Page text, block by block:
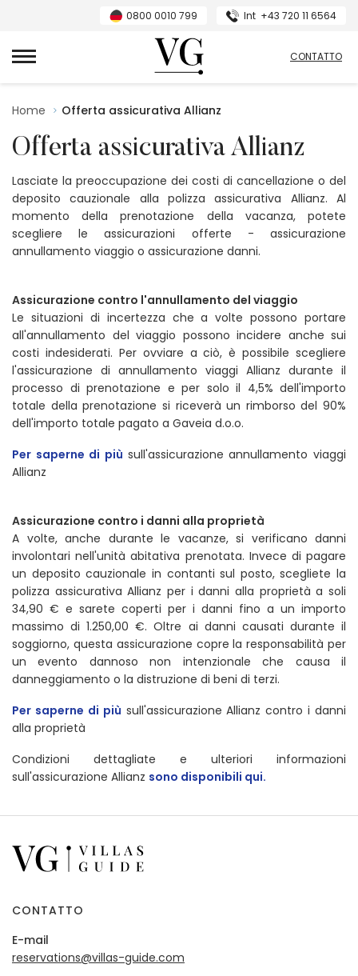
0800 0010 799 Int +43 720 11 6564
Villas Guide
CONTATTO
Home Offerta assicurativa Allianz
Offerta assicurativa Allianz
Lasciate la preoccupazione dei costi di cancellazione o del
deposito cauzionale alla polizza assicurativa Allianz. Al
momento della prenotazione della vacanza, potete
scegliere le assicurazioni offerte - assicurazione
annullamento viaggio o assicurazione danni.
Assicurazione contro l'annullamento del viaggio
Le situazioni di incertezza che a volte possono portare
all'annullamento del viaggio possono incidere anche sui
costi indesiderati. Per ovviare a ciò, è possibile scegliere
l'assicurazione di annullamento viaggi Allianz durante il
processo di prenotazione e per solo il 4,5% dell'importo
totale della prenotazione si riceverà un rimborso del 90%
dell'importo totale pagato a Gaveia d.o.o.
Per saperne di più sull'assicurazione annullamento viaggi
Allianz
Assicurazione contro i danni alla proprietà
A volte, anche durante le vacanze, si verificano danni
involontari nell'unità abitativa prenotata. Invece di pagare
un deposito cauzionale in contanti sul posto, scegliete la
polizza assicurativa Allianz per i danni alla proprietà a soli
34,90 € e sarete coperti per i danni fino a un importo
massimo di 1.250,00 €. Oltre ai danni causati durante il
soggiorno, questa assicurazione copre la responsabilità per
un evento dannoso non intenzionale che causa il
danneggiamento o la distruzione di beni di terzi.
Per saperne di più sull'assicurazione Allianz contro i danni
alla proprietà
Condizioni dettagliate e ulteriori informazioni
sull'assicurazione Allianz sono disponibili qui.
CONTATTO
E-mail
reservations@villas-guide.com